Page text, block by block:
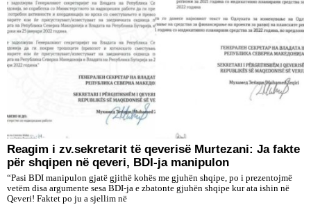
Reagim i zv.sekretarit të qeverisë Murtezani: Ja fakte
për shqipen në qeveri, BDI-ja manipulon
“Pasi BDI manipulon gjatë gjithë kohës me gjuhën shqipe, po i prezentojmë
vetëm disa argumente sesa BDI-ja e zbatonte gjuhën shqipe kur ata ishin në
Qeveri! Faktet po ju a sjellim në